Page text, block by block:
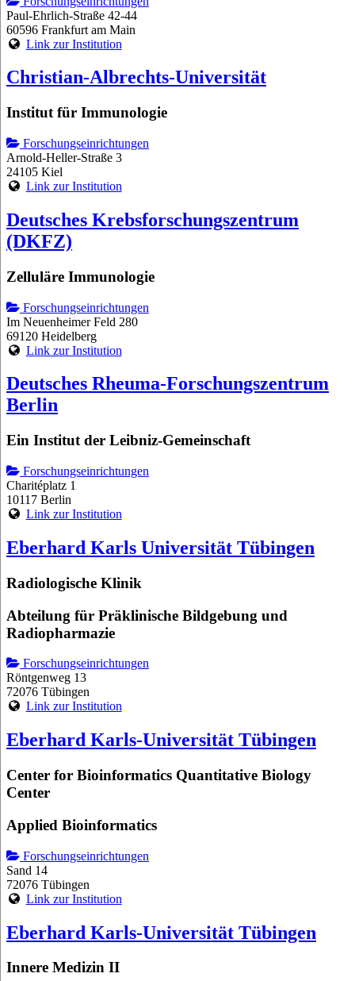
Paul-Ehrlich-Straße 42-44
60596 Frankfurt am Main
Link zur Institution
Christian-Albrechts-Universität
Institut für Immunologie
Forschungseinrichtungen
Arnold-Heller-Straße 3
24105 Kiel
Link zur Institution
Deutsches Krebsforschungszentrum
(DKFZ)
Zelluläre Immunologie
Forschungseinrichtungen
Im Neuenheimer Feld 280
69120 Heidelberg
Link zur Institution
Deutsches Rheuma-Forschungszentrum
Berlin
Ein Institut der Leibniz-Gemeinschaft
Forschungseinrichtungen
Charitéplatz 1
10117 Berlin
Link zur Institution
Eberhard Karls Universität Tübingen
Radiologische Klinik
Abteilung für Präklinische Bildgebung und
Radiopharmazie
Forschungseinrichtungen
Röntgenweg 13
72076 Tübingen
Link zur Institution
Eberhard Karls-Universität Tübingen
Center for Bioinformatics Quantitative Biology
Center
Applied Bioinformatics
Forschungseinrichtungen
Sand 14
72076 Tübingen
Link zur Institution
Eberhard Karls-Universität Tübingen
Innere Medizin II